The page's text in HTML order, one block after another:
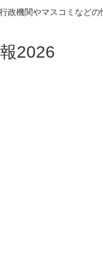
政機関やマスコミなどの
2026